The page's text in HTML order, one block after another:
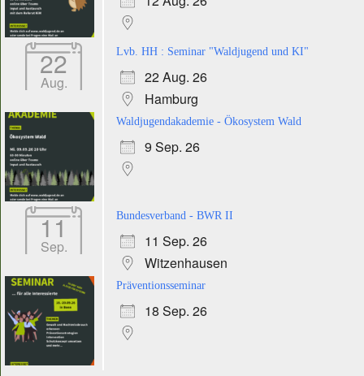
22
Aug.
Lvb. HH : Seminar "Waldjugend und KI"
22 Aug. 26
Hamburg
Waldjugendakademie - Ökosystem Wald
9 Sep. 26
11
Sep.
Bundesverband - BWR II
11 Sep. 26
Witzenhausen
Präventionsseminar
18 Sep. 26